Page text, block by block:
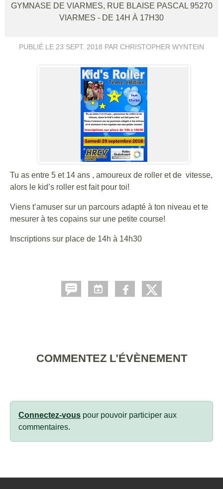
GYMNASE DE VIARMES, RUE BLAISE PASCAL 95270
VIARMES - DE 14H À 17H30
PUBLIÉ LE 23 SEPT. 2018 PAR CHRISTOPHER WYNTEIN
Tu as entre 5 et 14 ans , amoureux de roller et de vitesse,
alors le kid’s roller est fait pour toi!
Viens t’amuser sur un parcours adapté à ton niveau et te
mesurer à tes copains sur une petite course!
Inscriptions sur place de 14h à 14h30
COMMENTEZ L’ÉVÈNEMENT
Connectez-vous pour pouvoir participer aux
commentaires.